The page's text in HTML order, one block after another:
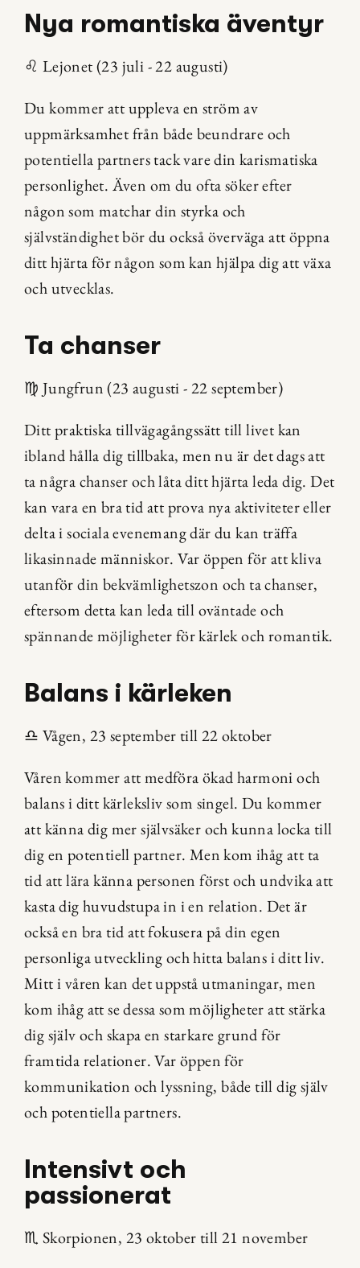
Nya romantiska äventyr
♌ Lejonet (23 juli - 22 augusti)
Du kommer att uppleva en ström av
uppmärksamhet från både beundrare och
potentiella partners tack vare din karismatiska
personlighet. Även om du ofta söker efter
någon som matchar din styrka och
självständighet bör du också överväga att öppna
ditt hjärta för någon som kan hjälpa dig att växa
och utvecklas.
Ta chanser
♍ Jungfrun (23 augusti - 22 september)
Ditt praktiska tillvägagångssätt till livet kan
ibland hålla dig tillbaka, men nu är det dags att
ta några chanser och låta ditt hjärta leda dig. Det
kan vara en bra tid att prova nya aktiviteter eller
delta i sociala evenemang där du kan träffa
likasinnade människor. Var öppen för att kliva
utanför din bekvämlighetszon och ta chanser,
eftersom detta kan leda till oväntade och
spännande möjligheter för kärlek och romantik.
Balans i kärleken
♎ Vågen, 23 september till 22 oktober
Våren kommer att medföra ökad harmoni och
balans i ditt kärleksliv som singel. Du kommer
att känna dig mer självsäker och kunna locka till
dig en potentiell partner. Men kom ihåg att ta
tid att lära känna personen först och undvika att
kasta dig huvudstupa in i en relation. Det är
också en bra tid att fokusera på din egen
personliga utveckling och hitta balans i ditt liv.
Mitt i våren kan det uppstå utmaningar, men
kom ihåg att se dessa som möjligheter att stärka
dig själv och skapa en starkare grund för
framtida relationer. Var öppen för
kommunikation och lyssning, både till dig själv
och potentiella partners.
Intensivt och
passionerat
♏ Skorpionen, 23 oktober till 21 november